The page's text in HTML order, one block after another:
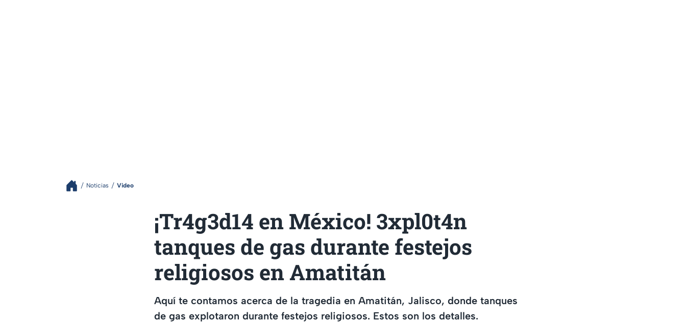
Noticias Video
¡Tr4g3d14 en México! 3xpl0t4n
tanques de gas durante festejos
religiosos en Amatitán
Aquí te contamos acerca de la tragedia en Amatitán, Jalisco, donde tanques
de gas explotaron durante festejos religiosos. Estos son los detalles.